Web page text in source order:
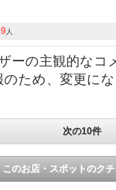
9人
ーの主観的なコ
のため、変更に
次の10件
このお店・スポットのク